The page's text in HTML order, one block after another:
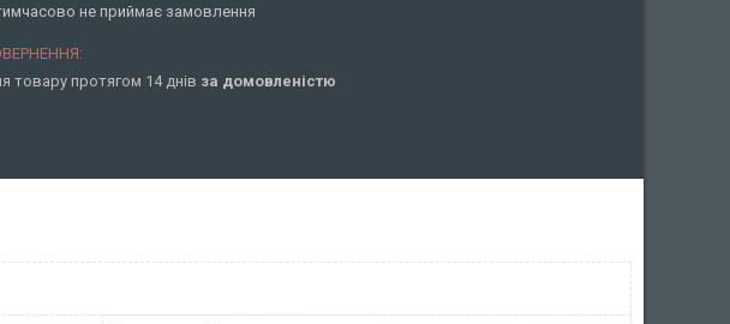
не приймає замовлення
товару протягом 14 днів за домовленістю